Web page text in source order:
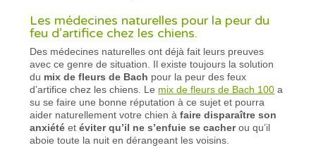
Les médecines naturelles pour la peur du
feu d’artifice chez les chiens.
Des médecines naturelles ont déjà fait leurs preuves
avec ce genre de situation. Il existe toujours la solution
du mix de fleurs de Bach pour la peur des feux
d’artifice chez les chiens. Le mix de fleurs de Bach 100 a
su se faire une bonne réputation à ce sujet et pourra
aider naturellement votre chien àfaire disparaître son
anxiété etéviter qu’il ne s’enfuie se cacherou qu’il
aboie toute la nuit en dérangeant les voisins.